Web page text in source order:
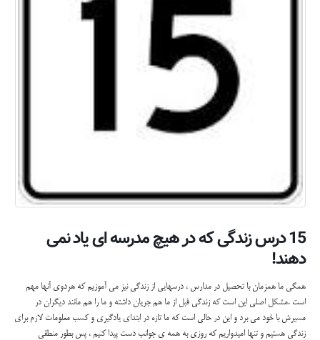
15 درس زندگی که در هیچ مدرسه ای یاد نمی
دهند!
همگی ما همزمان با تحصیل در مدارس ، درسهایی از زندگی نیز می آموزیم که هردوی آنها مهم
است .مشکل اصلی این است که زندگی قبل از ما هم جریان داشته و ما را هم مانند دیگران در
مسیرش با خود می برد و این در حالی است که ما تازه در ابتدای یادگیری و کسب معلومات لازم برای
زندگی هستیم و تنها امیدواریم که روزی به همه ی جوانب دست پیدا کنیم ، پس بطور منطقی